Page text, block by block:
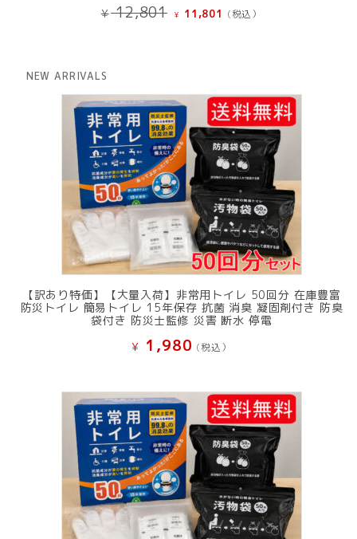
¥12,801 元
で
し
た。
¥ 11,801 現
¥ 11,801
で
す。
(税込）
NEW ARRIVALS
【訳あり特価】【大量入荷】非常用トイレ 50回分 在庫豊富
防災トイレ 簡易トイレ 15年保存 抗菌 消臭 凝固剤付き 防臭
袋付き 防災士監修 災害 断水 停電
¥ 1,980 (税込）